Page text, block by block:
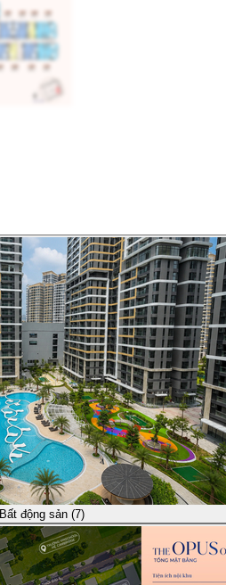
Bất động sản (7)